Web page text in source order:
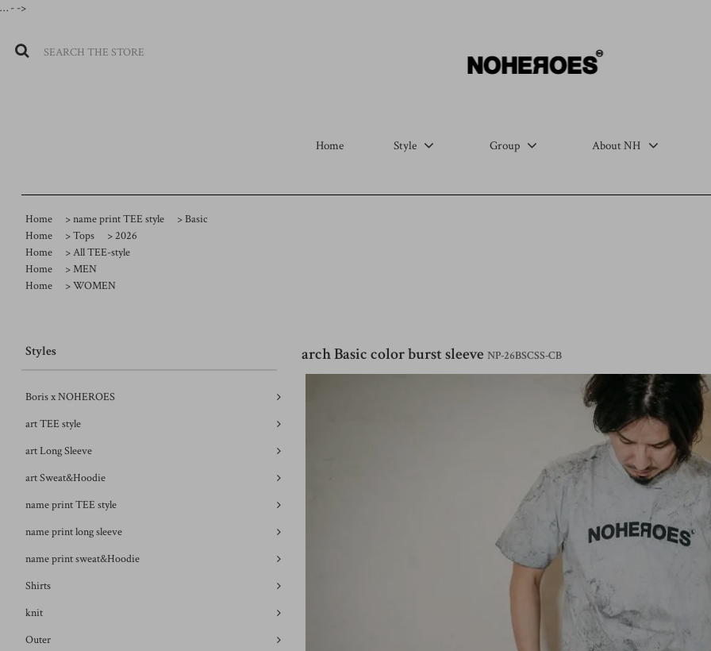
… - ->
Home Style Group About NH
Home >name print TEE style >Basic
Home
>Tops >2026
Home
>All TEE-style
Home
>MEN
Home
>WOMEN
arch Basic color burst sleeveNP-26BSCSS-CB
Styles
Boris x NOHEROES
art TEE style
art Long Sleeve
art Sweat&Hoodie
name print TEE style
name print long sleeve
name print sweat&Hoodie
Shirts
knit
Outer